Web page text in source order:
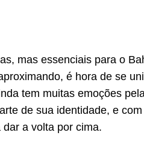
mas essenciais para o
é hora de se
tem muitas emoções
de sua identidade, e
a volta por cima.